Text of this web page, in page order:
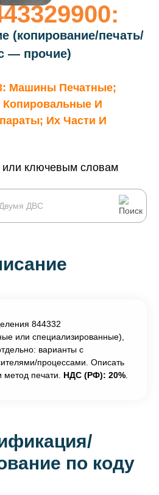
(копирование/печать/
— прочие)
Машины Печатные;
И
Их Части И
или ключевым словам
844332
или специализированные),
варианты с
процессами. Описать
печати. НДС (РФ): 20%
по коду